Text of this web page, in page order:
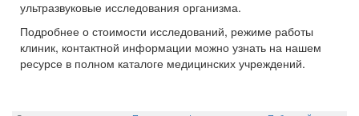
ультразвуковые исследования организма.
Подробнее о стоимости исследований, режиме работы
клиник, контактной информации можно узнать на нашем
ресурсе в полном каталоге медицинских учреждений.